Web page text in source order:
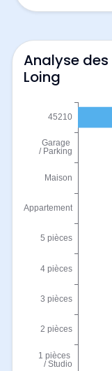
Analyse
Loing